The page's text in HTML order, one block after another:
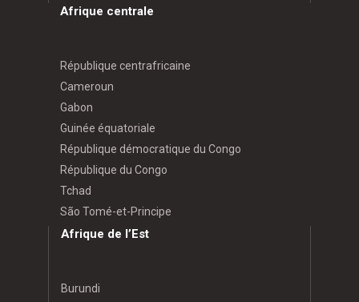
Afrique centrale
République centrafricaine
Cameroun
Gabon
Guinée équatoriale
République démocratique du Congo
République du Congo
Tchad
São Tomé-et-Principe
Afrique de l’Est
Burundi